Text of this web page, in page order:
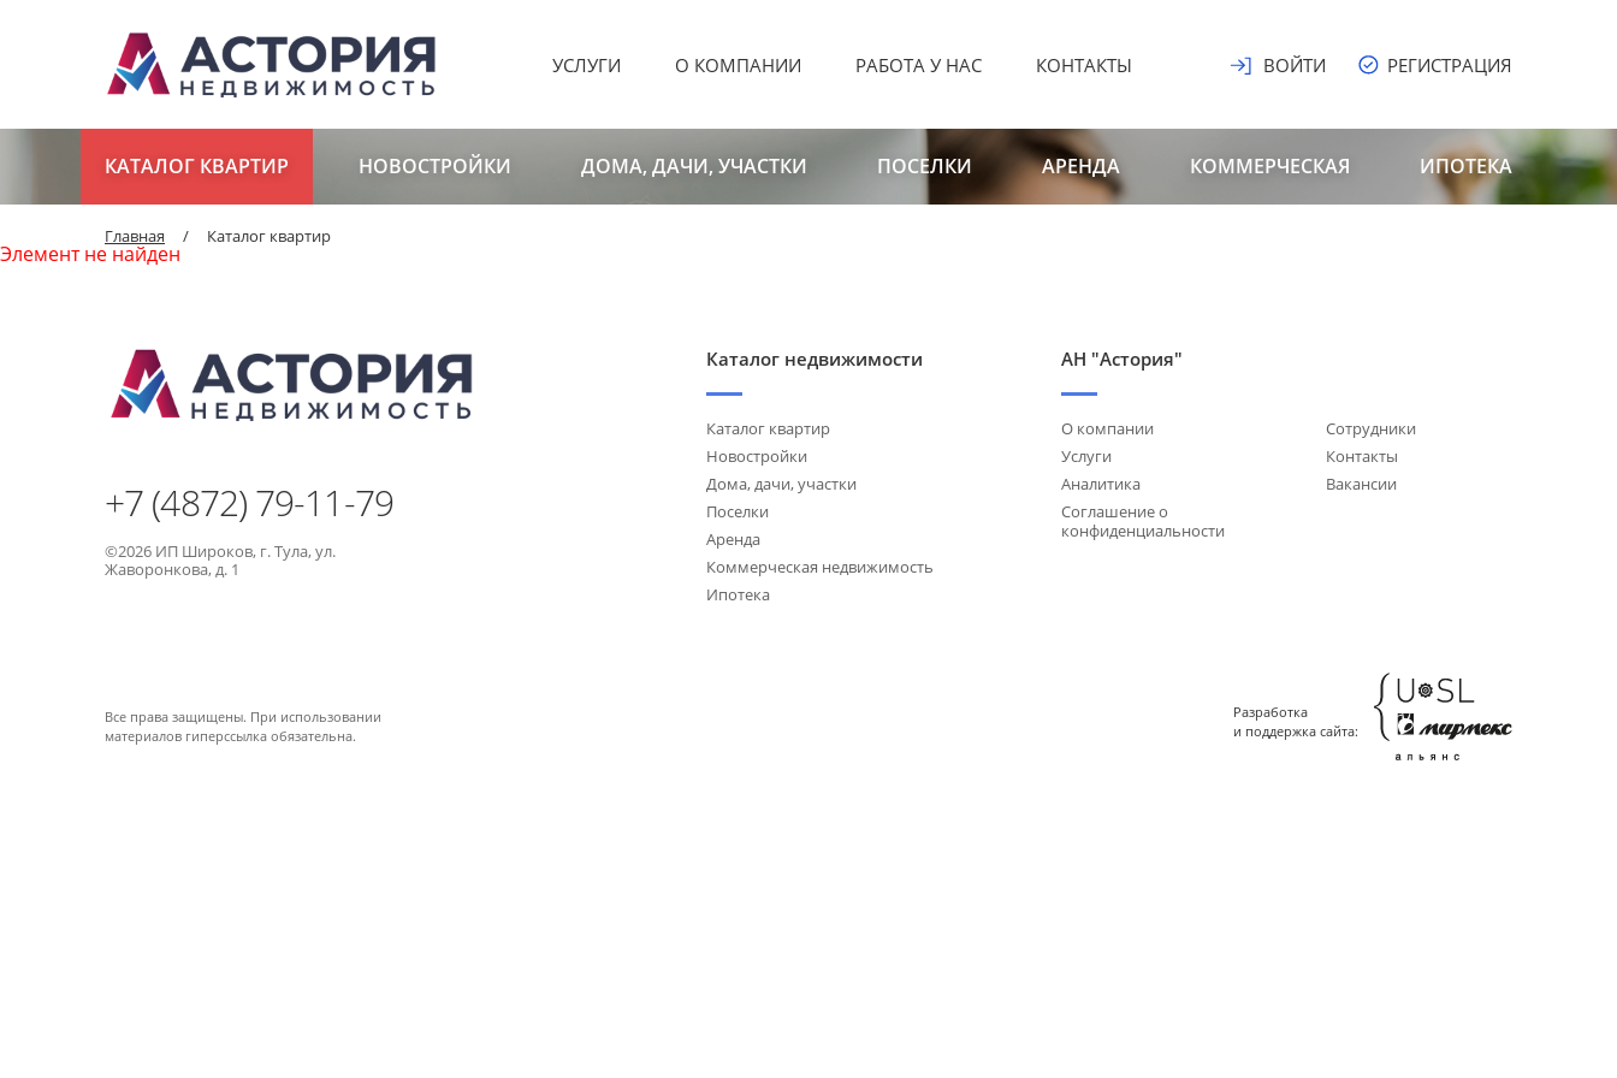
УСЛУГИ О КОМПАНИИ РАБОТА У НАС КОНТАКТЫ ВОЙТИ РЕГИСТРАЦИЯ
КАТАЛОГ КВАРТИР НОВОСТРОЙКИ ДОМА, ДАЧИ, УЧАСТКИ ПОСЕЛКИ АРЕНДА КОММЕРЧЕСКАЯ ИПОТЕКА
Главная / Каталог квартир
Элемент не найден
+7 (4872) 79-11-79
©2026 ИП Широков, г. Тула, ул.
Жаворонкова, д. 1
Все права защищены. При использовании
материалов гиперссылка обязательна.
Каталог недвижимости
Каталог квартир
Новостройки
Дома, дачи, участки
Поселки
Аренда
Коммерческая недвижимость
Ипотека
АН "Астория"
О компании
Услуги
Аналитика
Соглашение о
конфиденциальности
Сотрудники
Контакты
Вакансии
Разработка
и поддержка сайта: